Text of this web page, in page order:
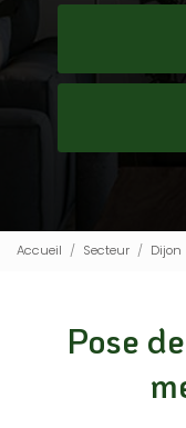
Accueil Secteur Dijon
Pose